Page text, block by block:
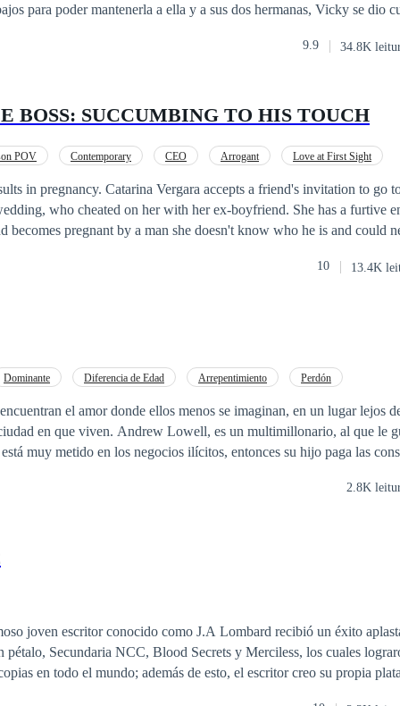
para poder mantenerla a ella y a sus dos hermanas, Vicky se dio
que
hablaba en serio cuando conoció a
descubrió, que el desconocido con el que se había ido a la cama era
9.9 34.8K
BOSS: SUCCUMBING TO HIS TOUCH
POV Contemporary CEO Arrogant
Love at First Sight
in pregnancy. Catarina Vergara accepts a friend's invitation to go
who cheated on her with her ex-boyfriend. She has a furtive
becomes pregnant by a man she doesn't know who he is and could
to this stressed, impatient and absurdly handsome CEO. But
10 13.4K
Dominante Diferencia de Edad Arrepentimiento Perdón
el amor donde ellos menos se imaginan, en un lugar lejos
un multimillonario, al que le gusta la adrenalina
muy metido en los negocios ilícitos, entonces su hijo paga las
unas series de acontecimientos, antes de que ellos se amen.
ese momento queda prendado de su belleza y juventud.
2.8K
joven escritor conocido como J.A Lombard recibió un éxito
pétalo, Secundaria NCC, Blood Secrets y Merciless, los cuales
en todo el mundo; además de esto, el escritor creo su propia